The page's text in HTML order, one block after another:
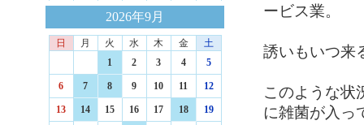
2026年9月
日 月 火 水 木 金
土
1
2 3 4 5
6 7 8 9 10 11 12
13 14 15 16 17 18 19
ービス業。
誘いもいつ来
このような状
に雑菌が入っ